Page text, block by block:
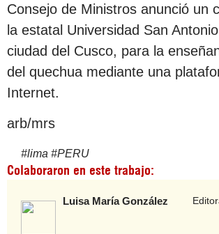
Consejo de Ministros anunció un
la estatal Universidad San
ciudad del Cusco, para la
del quechua mediante una
Internet.
arb/mrs
#lima #PERU
Colaboraron en este trabajo:
Luisa María González